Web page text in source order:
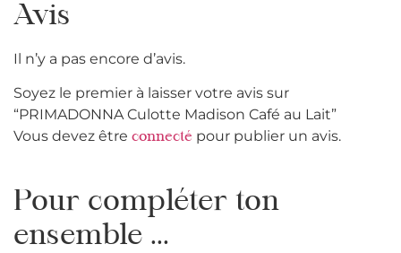
Avis
Il n’y a pas encore d’avis.
Soyez le premier à laisser votre avis sur
“PRIMADONNA Culotte Madison Café au Lait”
Vous devez être connecté pour publier un avis.
Pour compléter ton
ensemble ...